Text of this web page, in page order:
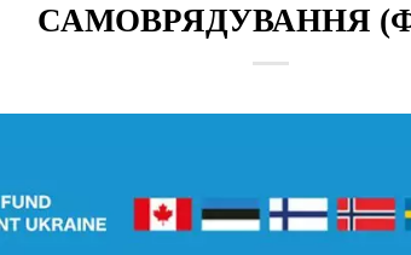
САМОВРЯДУВАННЯ